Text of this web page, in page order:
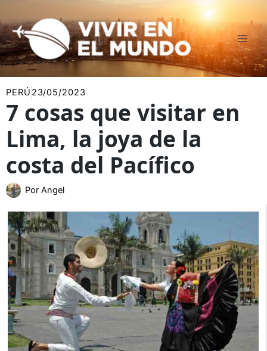
al
contenido
PERÚ 23/05/2023
7 cosas que visitar en
Lima, la joya de la
costa del Pacífico
Por Angel